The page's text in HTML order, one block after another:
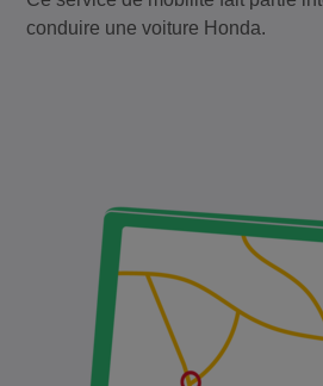
conduire une voiture Honda.